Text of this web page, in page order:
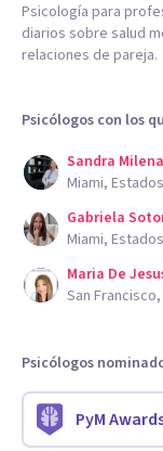
Psicología para
diarios sobre salud
relaciones de pareja.
Psicólogos con los
Sandra
Miami,
Gabriela
Miami,
Maria De
San
Psicólogos
PyM